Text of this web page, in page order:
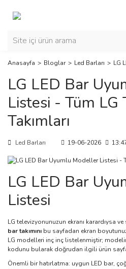
Anasayfa Bloglar Led Barları LG
LG LED Bar
Listesi - Tüm LG
Takımları
Led Barları 19-06-2026
LG LED Bar
Listesi
LG televizyonunuzun ekranı karardıysa
bar takımını bu sayfadan ekran
LG modelleri inç inç listelenmiştir;
kodunu bularak doğrudan ilgili ürün
Önemli bir hatırlatma: uygun LED bar,